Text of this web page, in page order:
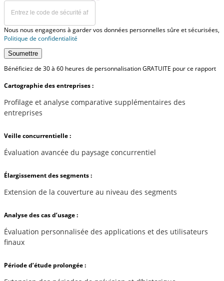
Nous nous engageons à garder vos données personnelles sûre et sécurisées,
Politique de confidentialité
Soumettre
Bénéficiez de 30 à 60 heures de personnalisation GRATUITE pour ce rapport
Cartographie des entreprises :
Profilage et analyse comparative supplémentaires des
entreprises
Veille concurrentielle :
Évaluation avancée du paysage concurrentiel
Élargissement des segments :
Extension de la couverture au niveau des segments
Analyse des cas d’usage :
Évaluation personnalisée des applications et des utilisateurs
finaux
Période d’étude prolongée :